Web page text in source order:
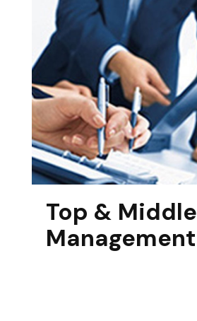
Top & Middle
Management